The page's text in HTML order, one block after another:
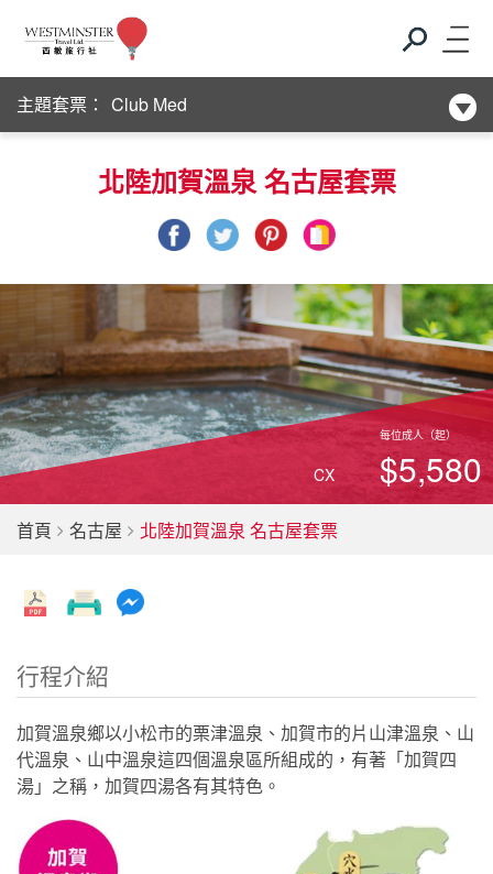
主題套票：
Club Med
新酒店系列
新酒店系列
北陸加賀溫泉 名古屋套票
CX
每位成人（起）
$5,580
首頁 名古屋 北陸加賀溫泉 名古屋套票
行程介紹
加賀溫泉鄉以小松市的栗津溫泉、加賀市的片山津溫泉、山
代溫泉、山中溫泉這四個溫泉區所組成的，有著「加賀四
湯」之稱，加賀四湯各有其特色。